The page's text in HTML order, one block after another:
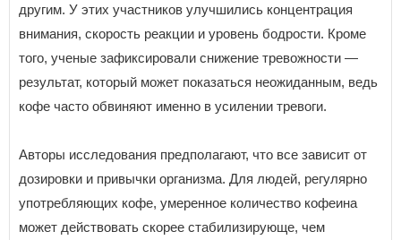
другим. У этих участников улучшились концентрация
внимания, скорость реакции и уровень бодрости. Кроме
того, ученые зафиксировали снижение тревожности —
результат, который может показаться неожиданным, ведь
кофе часто обвиняют именно в усилении тревоги.
Авторы исследования предполагают, что все зависит от
дозировки и привычки организма. Для людей, регулярно
употребляющих кофе, умеренное количество кофеина
может действовать скорее стабилизирующе, чем